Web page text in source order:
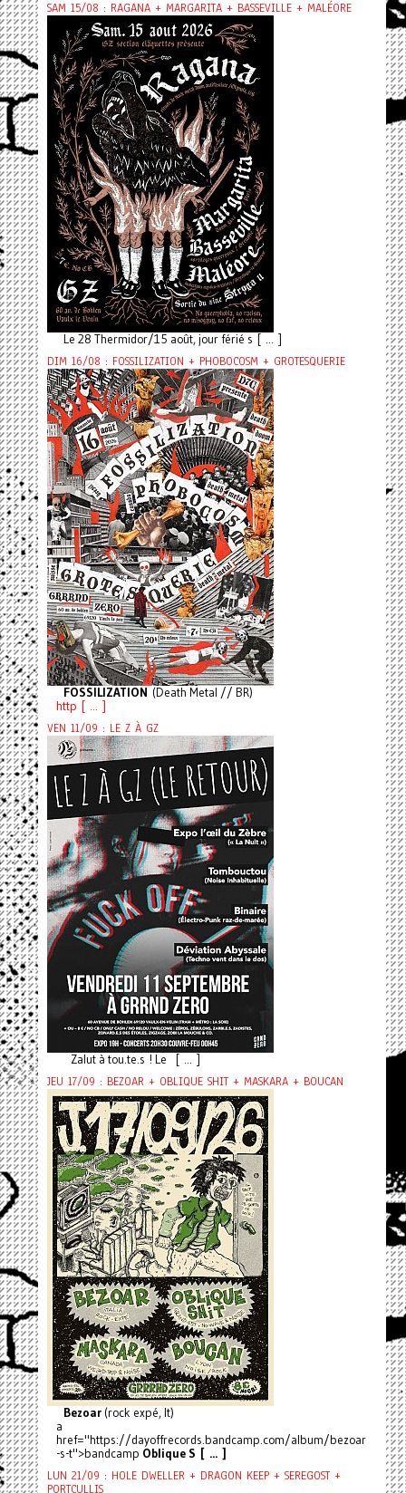
SAM 15/08 : RAGANA + MARGARITA + BASSEVILLE + MALÉORE
Le 28 Thermidor/15 août, jour férié s [ ... ]
DIM 16/08 : FOSSILIZATION + PHOBOCOSM + GROTESQUERIE
FOSSILIZATION (Death Metal // BR)
http [ ... ]
VEN 11/09 : LE Z À GZ
Zalut à tou.te.s ! Le [ ... ]
JEU 17/09 : BEZOAR + OBLIQUE SHIT + MASKARA + BOUCAN
Bezoar(rock expé, It)
a
href="https://dayoffrecords.bandcamp.com/album/bezoar
-s-t">bandcamp Oblique S [ ... ]
LUN 21/09 : HOLE DWELLER + DRAGON KEEP + SEREGOST +